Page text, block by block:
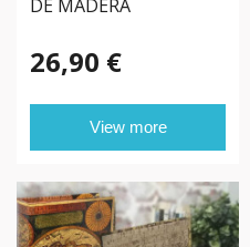
DE MADERA
26,90 €
View more